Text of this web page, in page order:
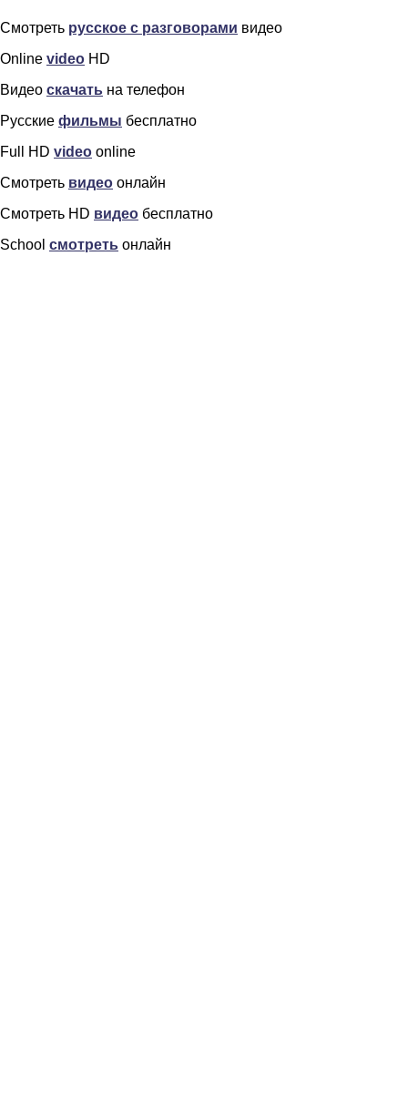
Смотреть русское с разговорами видео
Online video HD
Видео скачать на телефон
Русские фильмы бесплатно
Full HD video online
Смотреть видео онлайн
Смотреть HD видео бесплатно
School смотреть онлайн